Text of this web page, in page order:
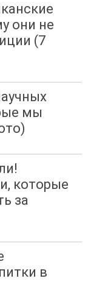
они не
(7
мы
которые
за
в